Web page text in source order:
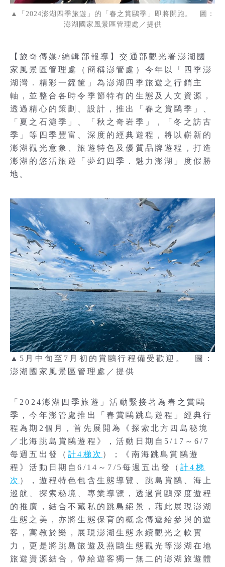
▲「2024澎湖四季旅遊」的「春之賞鷗季」即將開跑。 圖：
澎湖國家風景區管理處／提供
【旅奇傳媒/編輯部報導】交通部觀光署澎湖國
家風景區管理處（簡稱澎管處）今年以「四季澎
湖灣．精彩一籮筐」為澎湖四季旅遊之行銷主
軸，並整合各時令季節特有的生態及人文資源，
透過精心的策劃、設計，推出「春之賞鷗季」、
「夏之石滬季」、「秋之奇岩季」，「冬之訪古
季」等四季豐富、深度的經典遊程，將以嶄新的
澎湖觀光意象、旅遊特色及優質品牌遊程，打造
澎湖的悠活旅遊「夢幻四季．魅力澎湖」度假勝
地。
▲5月中旬至7月初的賞鷗行程備受歡迎。 圖：
澎湖國家風景區管理處／提供
「2024澎湖四季旅遊」活動緊接著為春之賞鷗
季，今年澎管處推出「春賞鷗跳島遊程」經典行
程為期2個月，首先展開為《探索北方四島秘境
／北海跳島賞鷗遊程》，活動日期自5/17～6/7
每週五出發（計4梯次 ）；《南海跳島賞鷗遊
程》活動日期自6/14～7/5每週五出發（計4梯
次 ），遊程特色包含生態導覽、跳島賞鷗、海上
巡航、探索秘境、專業導覽，透過賞鷗深度遊程
的推廣，結合不藏私的跳島絕景，藉此展現澎湖
生態之美，亦將生態保育的概念傳遞給參與的遊
客，寓教於樂，展現澎湖生態永續觀光之軟實
力，更是將跳島旅遊及燕鷗生態觀光等澎湖在地
旅遊資源結合，帶給遊客獨一無二的澎湖旅遊體